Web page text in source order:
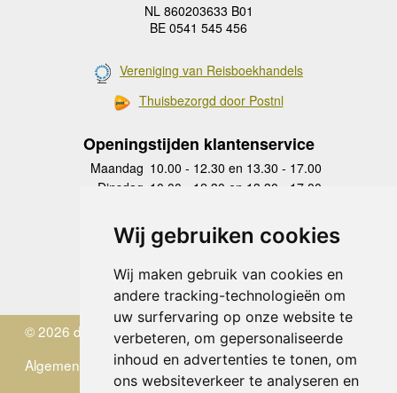
Wij gebruiken cookies
Wij maken gebruik van cookies en
andere tracking-technologieën om
uw surfervaring op onze website te
verbeteren, om gepersonaliseerde
inhoud en advertenties te tonen, om
ons websiteverkeer te analyseren en
NL 860203633 B01
BE 0541 545 456
Vereniging van Reisboekhandels
Thuisbezorgd door Postnl
Openingstijden klantenservice
Maandag 10.00 - 12.30 en 13.30 - 17.00
Dinsdag 10.00 - 12.30 en 13.30 - 17.00
Donderdag
10.00 - 12.30 en 13.30 - 17.00
Vrijdag 10.00 - 12.30 en 13.30 - 17.00
Zaterdag
gesloten
Zondag gesloten
© 2026 de Zwerver
Algemene Voorwaarden